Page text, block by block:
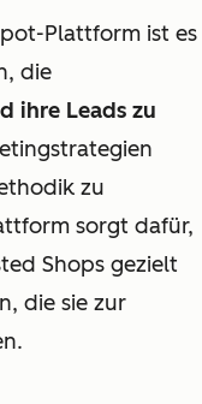
Plattform ist es
die
ihre Leads zu
zu
sorgt dafür,
Shops gezielt
die sie zur